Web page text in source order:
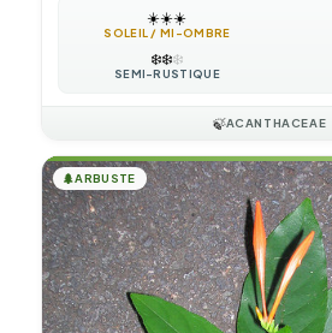
☀️☀️☀️
SOLEIL / MI-OMBRE
❄️❄️❄️
SEMI-RUSTIQUE
🍃ACANTHACEAE
🌲ARBUSTE